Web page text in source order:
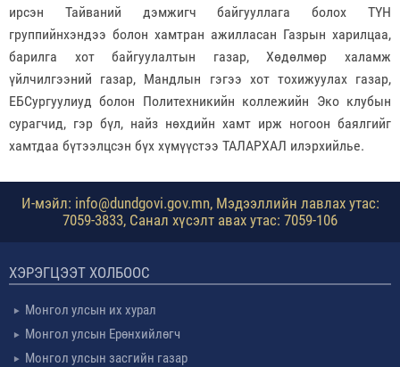
ирсэн Тайваний дэмжигч байгууллага болох ТҮН
группийнхэндээ болон хамтран ажилласан Газрын харилцаа,
барилга хот байгуулалтын газар, Хөдөлмөр халамж
үйлчилгээний газар, Мандлын гэгээ хот тохижуулах газар,
ЕБСургуулиуд болон Политехникийн коллежийн Эко клубын
сурагчид, гэр бүл, найз нөхдийн хамт ирж ногоон баялгийг
хамтдаа бүтээлцсэн бүх хүмүүстээ ТАЛАРХАЛ илэрхийлье.
И-мэйл: info@dundgovi.gov.mn, Мэдээллийн лавлах утас:
7059-3833, Санал хүсэлт авах утас: 7059-106
ХЭРЭГЦЭЭТ ХОЛБООС
Монгол улсын их хурал
Монгол улсын Ерөнхийлөгч
Монгол улсын засгийн газар